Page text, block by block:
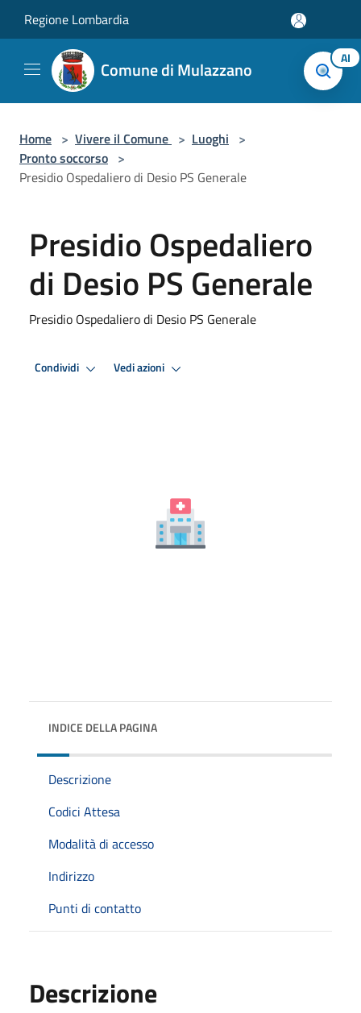
Regione Lombardia
Comune di Mulazzano AI
Home > Vivere il Comune > Luoghi >
Pronto soccorso >
Presidio Ospedaliero di Desio PS Generale
Presidio Ospedaliero
di Desio PS Generale
Presidio Ospedaliero di Desio PS Generale
Condividi Vedi azioni
INDICE DELLA PAGINA
Descrizione
Codici Attesa
Modalità di accesso
Indirizzo
Punti di contatto
Descrizione